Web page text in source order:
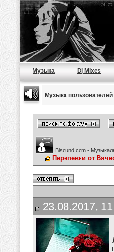
Музыка Dj Mixes
Музыка пользователей
Bisound.com -
Перепевки от
23.08.2017,